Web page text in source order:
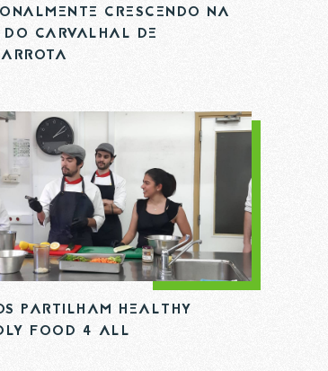
CRESCENDO NA
CARVALHAL DE
PARTILHAM HEALTHY
FOOD 4 ALL